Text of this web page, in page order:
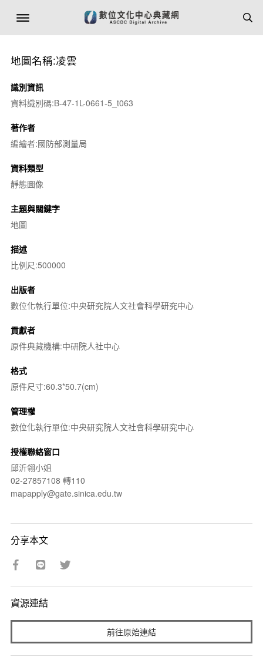
地圖名稱:凌雲
識別資訊
資料識別碼:B-47-1L-0661-5_t063
著作者
編繪者:國防部測量局
資料類型
靜態圖像
主題與關鍵字
地圖
描述
比例尺:500000
出版者
數位化執行單位:中央研究院人文社會科學研究中心
貢獻者
原件典藏機構:中研院人社中心
格式
原件尺寸:60.3*50.7(cm)
管理權
數位化執行單位:中央研究院人文社會科學研究中心
授權聯絡窗口
邱沂翎小姐
02-27857108 轉110
mapapply@gate.sinica.edu.tw
分享本文
資源連結
前往原始連結